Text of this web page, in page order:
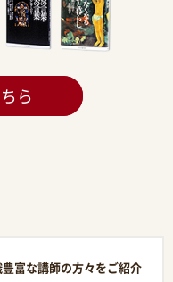
ら
富な講師の方々をご紹介